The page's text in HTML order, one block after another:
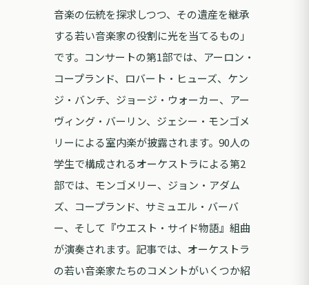
音楽の伝統を探求しつつ、その遺産を継承
する若い音楽家の役割に光を当てるもの」
です。コンサートの第1部では、アーロン・
コープランド、ロバート・ヒューズ、ケン
ジ・バンチ、ジョージ・ウォーカー、アー
ヴィング・バーリン、ジェシー・モンゴメ
リーによる室内楽が披露されます。90人の
学生で構成されるオーケストラによる第2
部では、モンゴメリー、ジョン・アダム
ズ、コープランド、サミュエル・バーバ
ー、そして『ウエスト・サイド物語』組曲
が演奏されます。記事では、オーケストラ
の若い音楽家たちのコメントがいくつか紹